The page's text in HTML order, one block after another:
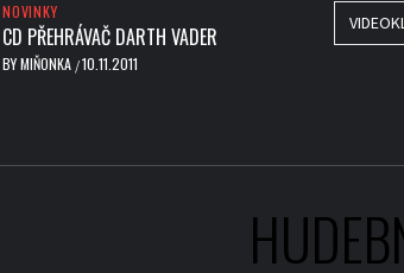
NOVINKY
CD PŘEHRÁVAČ DARTH VADER
BYMIŇONKA /10.11.2011